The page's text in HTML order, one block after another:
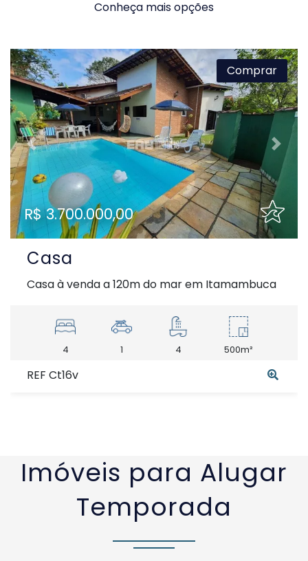
Conheça mais opções
Previous Next
Comprar
R$ 3.700.000,00
Casa
Casa à venda a 120m do mar em Itamambuca
4 1 4 500m²
REF Ct16v
Imóveis para Alugar
Temporada